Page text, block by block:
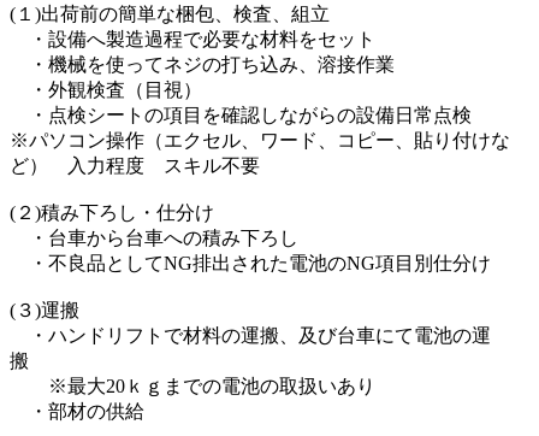
(１)出荷前の簡単な梱包、検査、組立
・設備へ製造過程で必要な材料をセット
・機械を使ってネジの打ち込み、溶接作業
・外観検査（目視）
・点検シートの項目を確認しながらの設備日常点検
※パソコン操作（エクセル、ワード、コピー、貼り付けな
ど） 入力程度 スキル不要
(２)積み下ろし・仕分け
・台車から台車への積み下ろし
・不良品としてNG排出された電池のNG項目別仕分け
(３)運搬
・ハンドリフトで材料の運搬、及び台車にて電池の運
搬
※最大20ｋｇまでの電池の取扱いあり
・部材の供給